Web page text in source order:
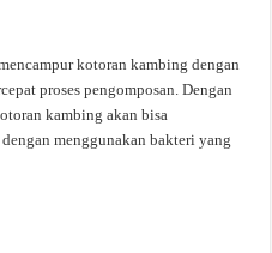
kotoran kambing dengan
proses pengomposan. Dengan
kambing akan bisa
menggunakan bakteri yang